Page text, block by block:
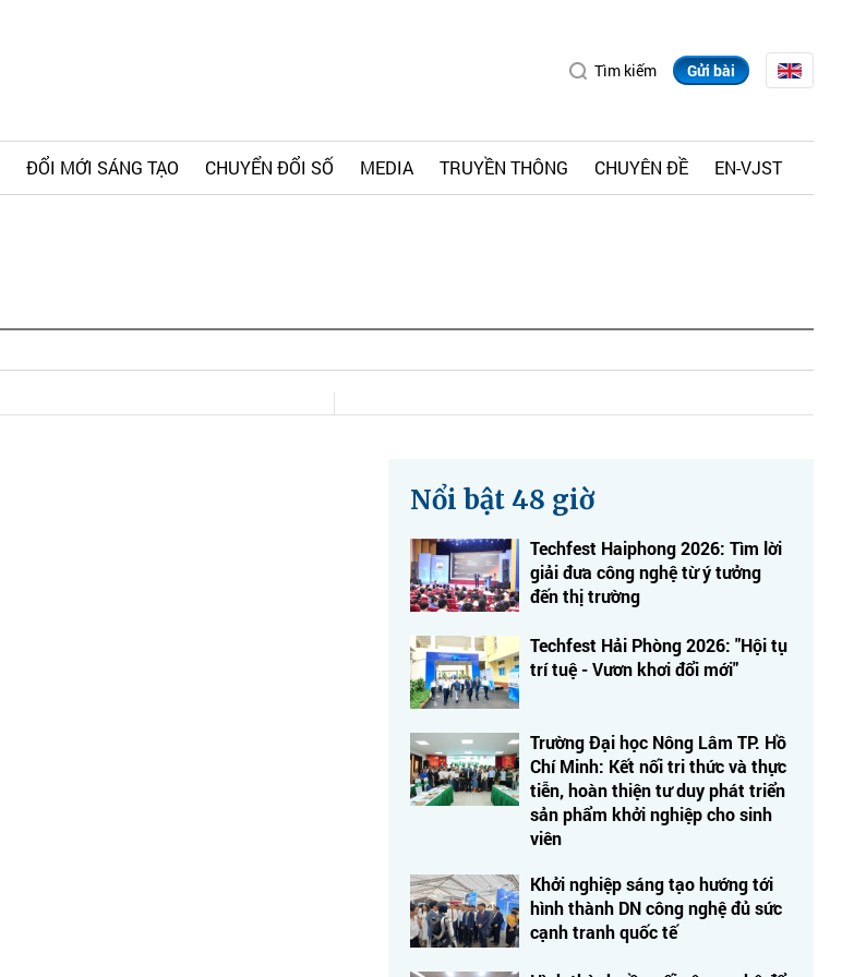
Tìm kiếm Gửi bài
ĐỔI MỚI SÁNG TẠO CHUYỂN ĐỔI SỐ MEDIA TRUYỀN THÔNG CHUYÊN ĐỀ EN-VJST
Nổi bật 48 giờ
Techfest Haiphong 2026: Tìm lời
giải đưa công nghệ từ ý tưởng
đến thị trường
Techfest Hải Phòng 2026: "Hội tụ
trí tuệ - Vươn khơi đổi mới"
Trường Đại học Nông Lâm TP. Hồ
Chí Minh: Kết nối tri thức và thực
tiễn, hoàn thiện tư duy phát triển
sản phẩm khởi nghiệp cho sinh
viên
Khởi nghiệp sáng tạo hướng tới
hình thành DN công nghệ đủ sức
cạnh tranh quốc tế